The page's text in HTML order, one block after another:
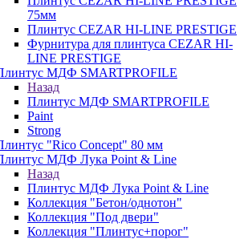
75мм
Плинтус CEZAR HI-LINE PRESTIGE
Фурнитура для плинтуса CEZAR HI-
LINE PRESTIGE
МДФ SMARTPROFILE
Назад
Плинтус МДФ SMARTPROFILE
Paint
Strong
"Rico Concept" 80 мм
МДФ Лука Point & Line
Назад
Плинтус МДФ Лука Point & Line
Коллекция "Бетон/однотон"
Коллекция "Под двери"
Коллекция "Плинтус+порог"